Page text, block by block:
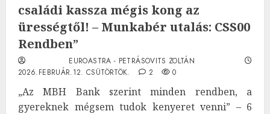
családi kassza mégis kong az
ürességtől! – Munkabér utalás: CSS00
Rendben”
EUROASTRA - PETRÁSOVITS ZOLTÁN
2026.FEBRUÁR.12. CSÜTÖRTÖK.
2 0
„Az MBH Bank szerint minden rendben, a
gyereknek mégsem tudok kenyeret venni” – 6